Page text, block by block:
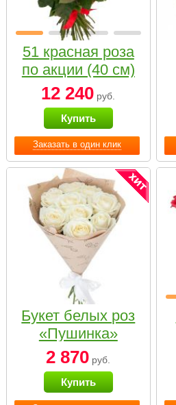
Заказать в один клик
51 красная роза
по акции (40 см)
12 240 руб.
Купить
Букет белых роз
«Пушинка»
2 870 руб.
Купить